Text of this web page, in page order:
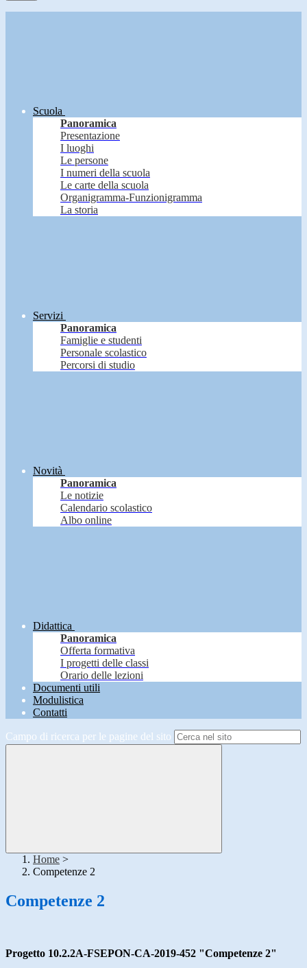
Scuola
Panoramica
Presentazione
I luoghi
Le persone
I numeri della scuola
Le carte della scuola
Organigramma-Funzionigramma
La storia
Servizi
Panoramica
Famiglie e studenti
Personale scolastico
Percorsi di studio
Novità
Panoramica
Le notizie
Calendario scolastico
Albo online
Didattica
Panoramica
Offerta formativa
I progetti delle classi
Orario delle lezioni
Documenti utili
Modulistica
Contatti
Campo di ricerca per le pagine del sito
Home >
Competenze 2
Competenze 2
Progetto 10.2.2A-FSEPON-CA-2019-452 "Competenze 2"